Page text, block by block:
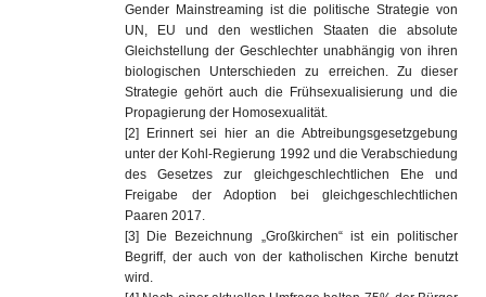
Gender Mainstreaming ist die politische Strategie von
UN, EU und den westlichen Staaten die absolute
Gleichstellung der Geschlechter unabhängig von ihren
biologischen Unterschieden zu erreichen. Zu dieser
Strategie gehört auch die Frühsexualisierung und die
Propagierung der Homosexualität.
[2] Erinnert sei hier an die Abtreibungsgesetzgebung
unter der Kohl-Regierung 1992 und die Verabschiedung
des Gesetzes zur gleichgeschlechtlichen Ehe und
Freigabe der Adoption bei gleichgeschlechtlichen
Paaren 2017.
[3] Die Bezeichnung „Großkirchen“ ist ein politischer
Begriff, der auch von der katholischen Kirche benutzt
wird.